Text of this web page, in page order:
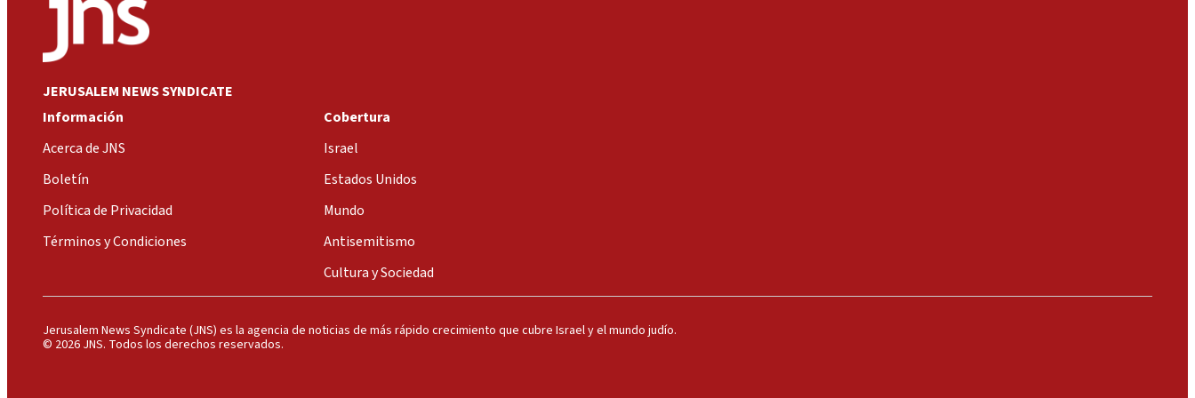
JERUSALEM NEWS SYNDICATE
Información
Acerca de JNS
Boletín
Política de Privacidad
Términos y Condiciones
Cobertura
Israel
Estados Unidos
Mundo
Antisemitismo
Cultura y Sociedad
Jerusalem News Syndicate (JNS) es la agencia de noticias de más rápido crecimiento que cubre Israel y el mundo judío.
© 2026 JNS. Todos los derechos reservados.